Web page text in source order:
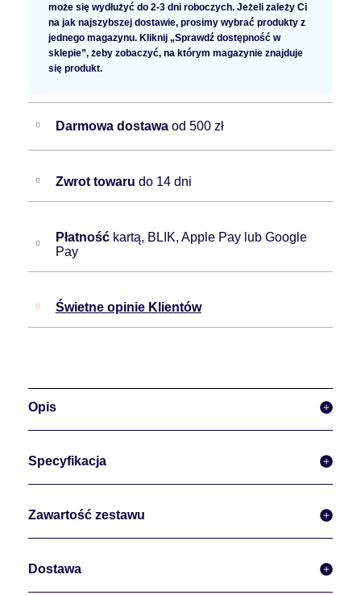
może się wydłużyć do 2-3 dni roboczych. Jeżeli zależy Ci
na jak najszybszej dostawie, prosimy wybrać produkty z
jednego magazynu. Kliknij „Sprawdź dostępność w
sklepie”, żeby zobaczyć, na którym magazynie znajduje
się produkt.
Darmowa dostawa od 500 zł
Zwrot towaru do 14 dni
Płatność kartą, BLIK, Apple Pay lub Google
Pay
Świetne opinie Klientów
Opis
Specyfikacja
Zawartość zestawu
Dostawa